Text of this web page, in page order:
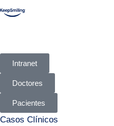
Intranet
Doctores
Pacientes
Casos Clínicos